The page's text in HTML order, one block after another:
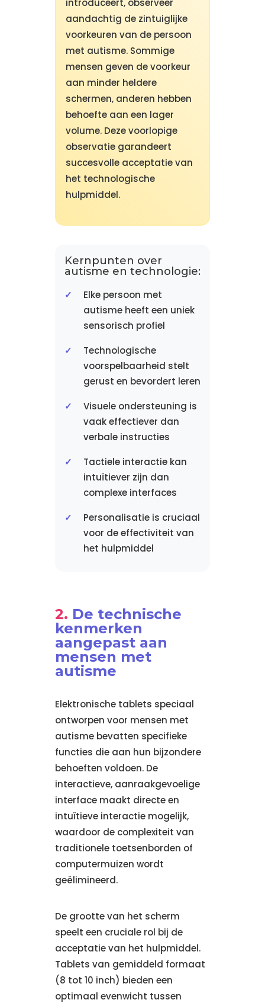
aandachtig de zintuiglijke
voorkeuren van de persoon
met autisme. Sommige
mensen geven de voorkeur
aan minder heldere
schermen, anderen hebben
behoefte aan een lager
volume. Deze voorlopige
observatie garandeert
succesvolle acceptatie van
het technologische
hulpmiddel.
Kernpunten over
autisme en technologie:
Elke persoon met
autisme heeft een uniek
sensorisch profiel
Technologische
voorspelbaarheid stelt
gerust en bevordert leren
Visuele ondersteuning is
vaak effectiever dan
verbale instructies
Tactiele interactie kan
intuïtiever zijn dan
complexe interfaces
Personalisatie is cruciaal
voor de effectiviteit van
het hulpmiddel
De technische
kenmerken
aangepast aan
mensen met
autisme
Elektronische tablets speciaal
ontworpen voor mensen met
autisme bevatten specifieke
functies die aan hun bijzondere
behoeften voldoen. De
interactieve, aanraakgevoelige
interface maakt directe en
intuïtieve interactie mogelijk,
waardoor de complexiteit van
traditionele toetsenborden of
computermuizen wordt
geëlimineerd.
De grootte van het scherm
speelt een cruciale rol bij de
acceptatie van het hulpmiddel.
Tablets van gemiddeld formaat
(8 tot 10 inch) bieden een
optimaal evenwicht tussen